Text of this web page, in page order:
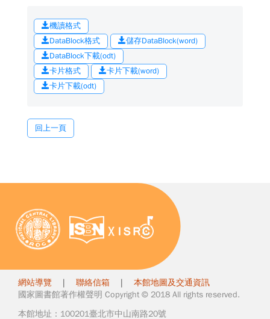
機讀格式
DataBlock格式
儲存DataBlock(word)
DataBlock下載(odt)
卡片格式
卡片下載(word)
卡片下載(odt)
回上一頁
網站導覽 | 聯絡信箱 | 本館地圖及交通資訊
國家圖書館著作權聲明 Copyright © 2018 All rights reserved.
本館地址：100201臺北市中山南路20號